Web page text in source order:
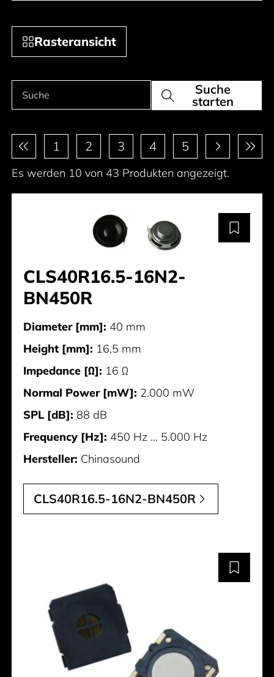
Rasteransicht
Suche
Suche
starten
Paginierung
1 2 3 4 5
Es werden 10 von 43 Produkten angezeigt.
CLS40R16.5-16N2-
BN450R
Diameter [mm]: 40 mm
Height [mm]: 16,5 mm
Impedance [Ω]: 16 Ω
Normal Power [mW]: 2.000 mW
SPL [dB]: 88 dB
Frequency [Hz]: 450 Hz ... 5.000 Hz
Hersteller: Chinasound
CLS40R16.5-16N2-BN450R